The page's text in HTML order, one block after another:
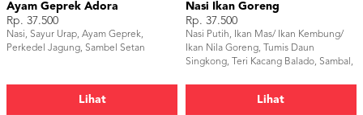
Ayam Geprek Adora
Rp. 37.500
Nasi, Sayur Urap, Ayam Geprek,
Perkedel Jagung, Sambel Setan
Lihat
Nasi Ikan Goreng
Rp. 37.500
Nasi Putih, Ikan Mas/ Ikan Kembung/
Ikan Nila Goreng, Tumis Daun
Singkong, Teri Kacang Balado, Sambal,
Lihat